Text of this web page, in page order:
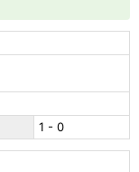
1 - 0